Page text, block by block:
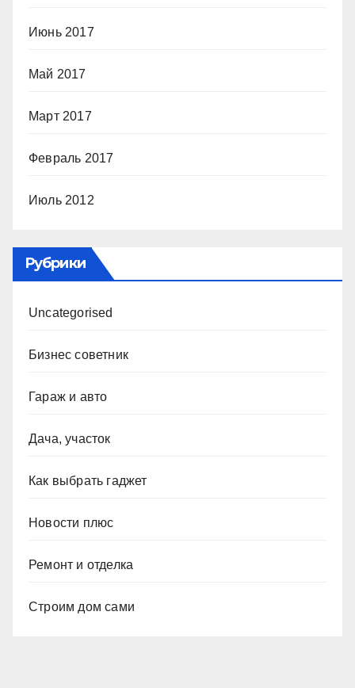
Июнь 2017
Май 2017
Март 2017
Февраль 2017
Июль 2012
Рубрики
Uncategorised
Бизнес советник
Гараж и авто
Дача, участок
Как выбрать гаджет
Новости плюс
Ремонт и отделка
Строим дом сами